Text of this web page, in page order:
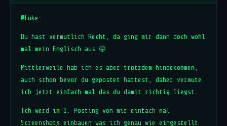
@Luke:
Du hast vermutlich Recht, da ging mir dann doch wohl
mal mein Englisch aus 😛
Mittlerweile hab ich es aber trotzdem hinbekommen,
auch schon bevor du gepostet hattest, daher vermute
ich jetzt einfach mal das du damit richtig liegst.
Ich werd im 1. Posting von mir einfach mal
Screenshots einbauen was ich genau wie eingestellt